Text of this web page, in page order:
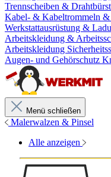
Trennscheiben &
Kabel- & Kabeltrommeln
Werkstattausrüstung &
Arbeitskleidung &
Arbeitskleidung
Augen- und Gehörschutz
Menü schließen
Malerwalzen & Pinsel
Alle anzeigen